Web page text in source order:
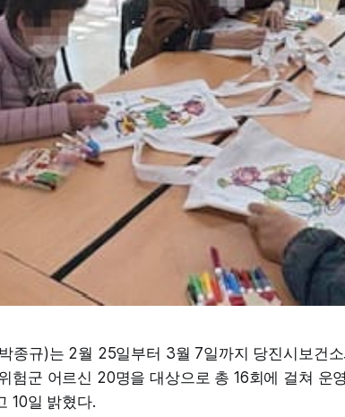
종규)는 2월 25일부터 3월 7일까지 당진시보건
험군 어르신 20명을 대상으로 총 16회에 걸쳐 운
10일 밝혔다.